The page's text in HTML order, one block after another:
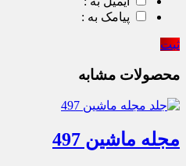
پیامک به :
ثبت
محصولات مشابه
مجله ماشین 497